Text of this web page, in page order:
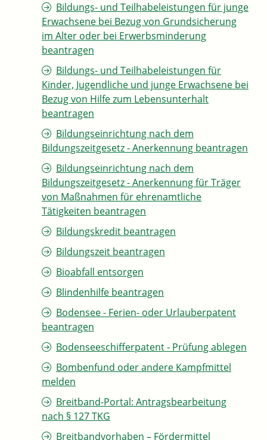
Bildungs- und Teilhabeleistungen für junge
Erwachsene bei Bezug von Grundsicherung
im Alter oder bei Erwerbsminderung
beantragen
Bildungs- und Teilhabeleistungen für
Kinder, Jugendliche und junge Erwachsene bei
Bezug von Hilfe zum Lebensunterhalt
beantragen
Bildungseinrichtung nach dem
Bildungszeitgesetz - Anerkennung beantragen
Bildungseinrichtung nach dem
Bildungszeitgesetz - Anerkennung für Träger
von Maßnahmen für ehrenamtliche
Tätigkeiten beantragen
Bildungskredit beantragen
Bildungszeit beantragen
Bioabfall entsorgen
Blindenhilfe beantragen
Bodensee - Ferien- oder Urlauberpatent
beantragen
Bodenseeschifferpatent - Prüfung ablegen
Bombenfund oder andere Kampfmittel
melden
Breitband-Portal: Antragsbearbeitung
nach § 127 TKG
Breitbandvorhaben – Fördermittel